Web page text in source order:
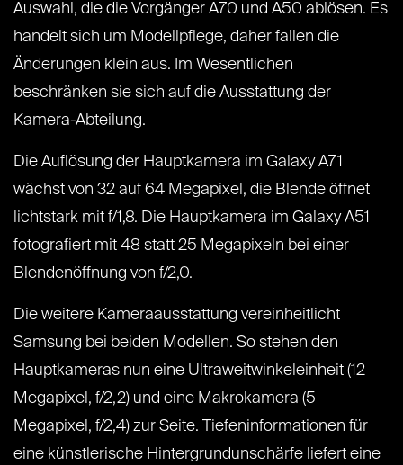
Auswahl, die die Vorgänger A70 und A50 ablösen. Es
handelt sich um Modellpflege, daher fallen die
Änderungen klein aus. Im Wesentlichen
beschränken sie sich auf die Ausstattung der
Kamera-Abteilung.
Die Auflösung der Hauptkamera im Galaxy A71
wächst von 32 auf 64 Megapixel, die Blende öffnet
lichtstark mit f/1,8. Die Hauptkamera im Galaxy A51
fotografiert mit 48 statt 25 Megapixeln bei einer
Blendenöffnung von f/2,0.
Die weitere Kameraausstattung vereinheitlicht
Samsung bei beiden Modellen. So stehen den
Hauptkameras nun eine Ultraweitwinkeleinheit (12
Megapixel, f/2,2) und eine Makrokamera (5
Megapixel, f/2,4) zur Seite. Tiefeninformationen für
eine künstlerische Hintergrundunschärfe liefert eine